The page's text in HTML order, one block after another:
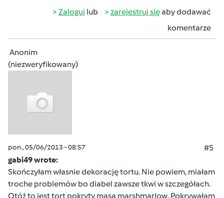
Zaloguj lub zarejestruj sięaby dodawać
komentarze
Anonim
(niezweryfikowany)
pon., 05/06/2013 - 08:57
#5
gabi49 wrote:
Skończyłam własnie dekorację tortu. Nie powiem, miałam
troche problemów bo diabel zawsze tkwi w szczegółach.
Otóż to jest tort pokryty masą marshmarlow. Pokrywałam